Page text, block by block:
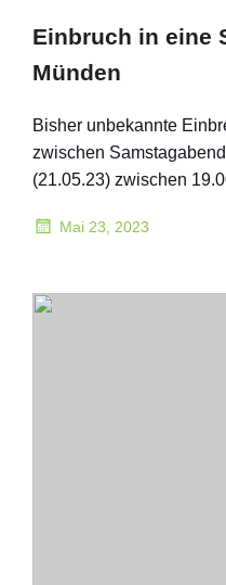
Einbruch in eine
Münden
Bisher unbekannte
zwischen
(21.05.23) zwischen
Mai 23, 2023